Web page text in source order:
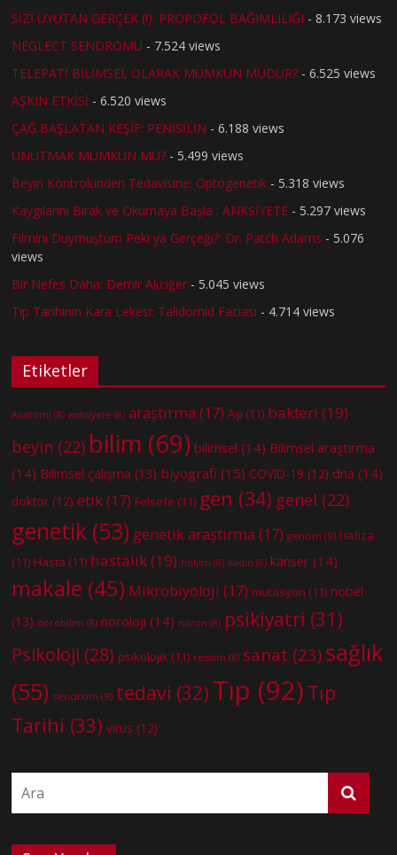
SİZİ UYUTAN GERÇEK (!): PROPOFOL BAĞIMLILIĞI - 8.173 views
NEGLECT SENDROMU - 7.524 views
TELEPATİ BİLİMSEL OLARAK MÜMKÜN MÜDÜR? - 6.525 views
AŞKIN ETKİSİ - 6.520 views
ÇAĞ BAŞLATAN KEŞİF: PENİSİLİN - 6.188 views
UNUTMAK MÜMKÜN MÜ? - 5.499 views
Beyin Kontrolünden Tedavisine: Optogenetik - 5.318 views
Kaygılarını Bırak ve Okumaya Başla : ANKSİYETE - 5.297 views
Filmini Duymuştum Peki ya Gerçeği?: Dr. Patch Adams - 5.076
views
Bir Nefes Daha: Demir Akciğer - 5.045 views
Tıp Tarihinin Kara Lekesi: Talidomid Faciası - 4.714 views
Etiketler
Anatomi (8) anksiyete (8) araştırma (17) Aşı (11) bakteri (19)
beyin (22) bilim (69) bilimsel (14) Bilimsel araştırma
(14) Bilimsel çalışma (13) biyografi (15) COVID-19 (12) dna (14)
doktor (12) etik(17) Felsefe (11) gen (34) genel (22)
genetik (53) genetik araştırma (17) genom (9) hafıza
(11) Hasta (11) hastalık(19) hekim (8) kadın (8) kanser (14)
makale (45) Mikrobiyoloji (17) mutasyon (11) nobel
(13) nörobilim (8) nöroloji (14) nöron (8) psikiyatri (31)
Psikoloji (28) psikolojik (11) ressam (8) sanat (23) sağlık
(55) sendrom (9) tedavi (32) Tıp (92) Tıp
Tarihi (33) virüs (12)